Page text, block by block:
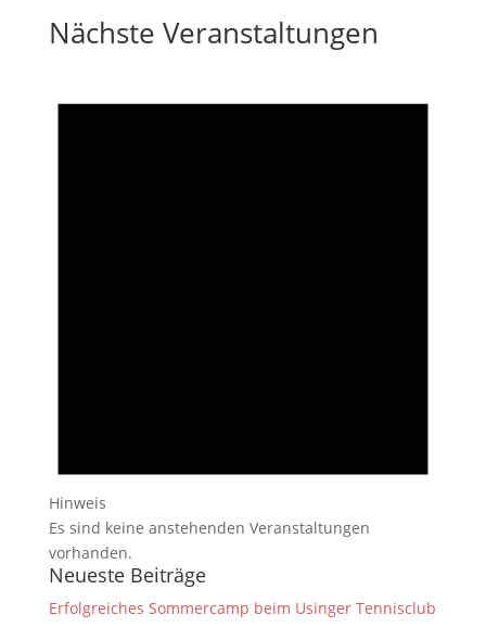
Nächste Veranstaltungen
Hinweis
Es sind keine anstehenden Veranstaltungen
vorhanden.
Neueste Beiträge
Erfolgreiches Sommercamp beim Usinger Tennisclub